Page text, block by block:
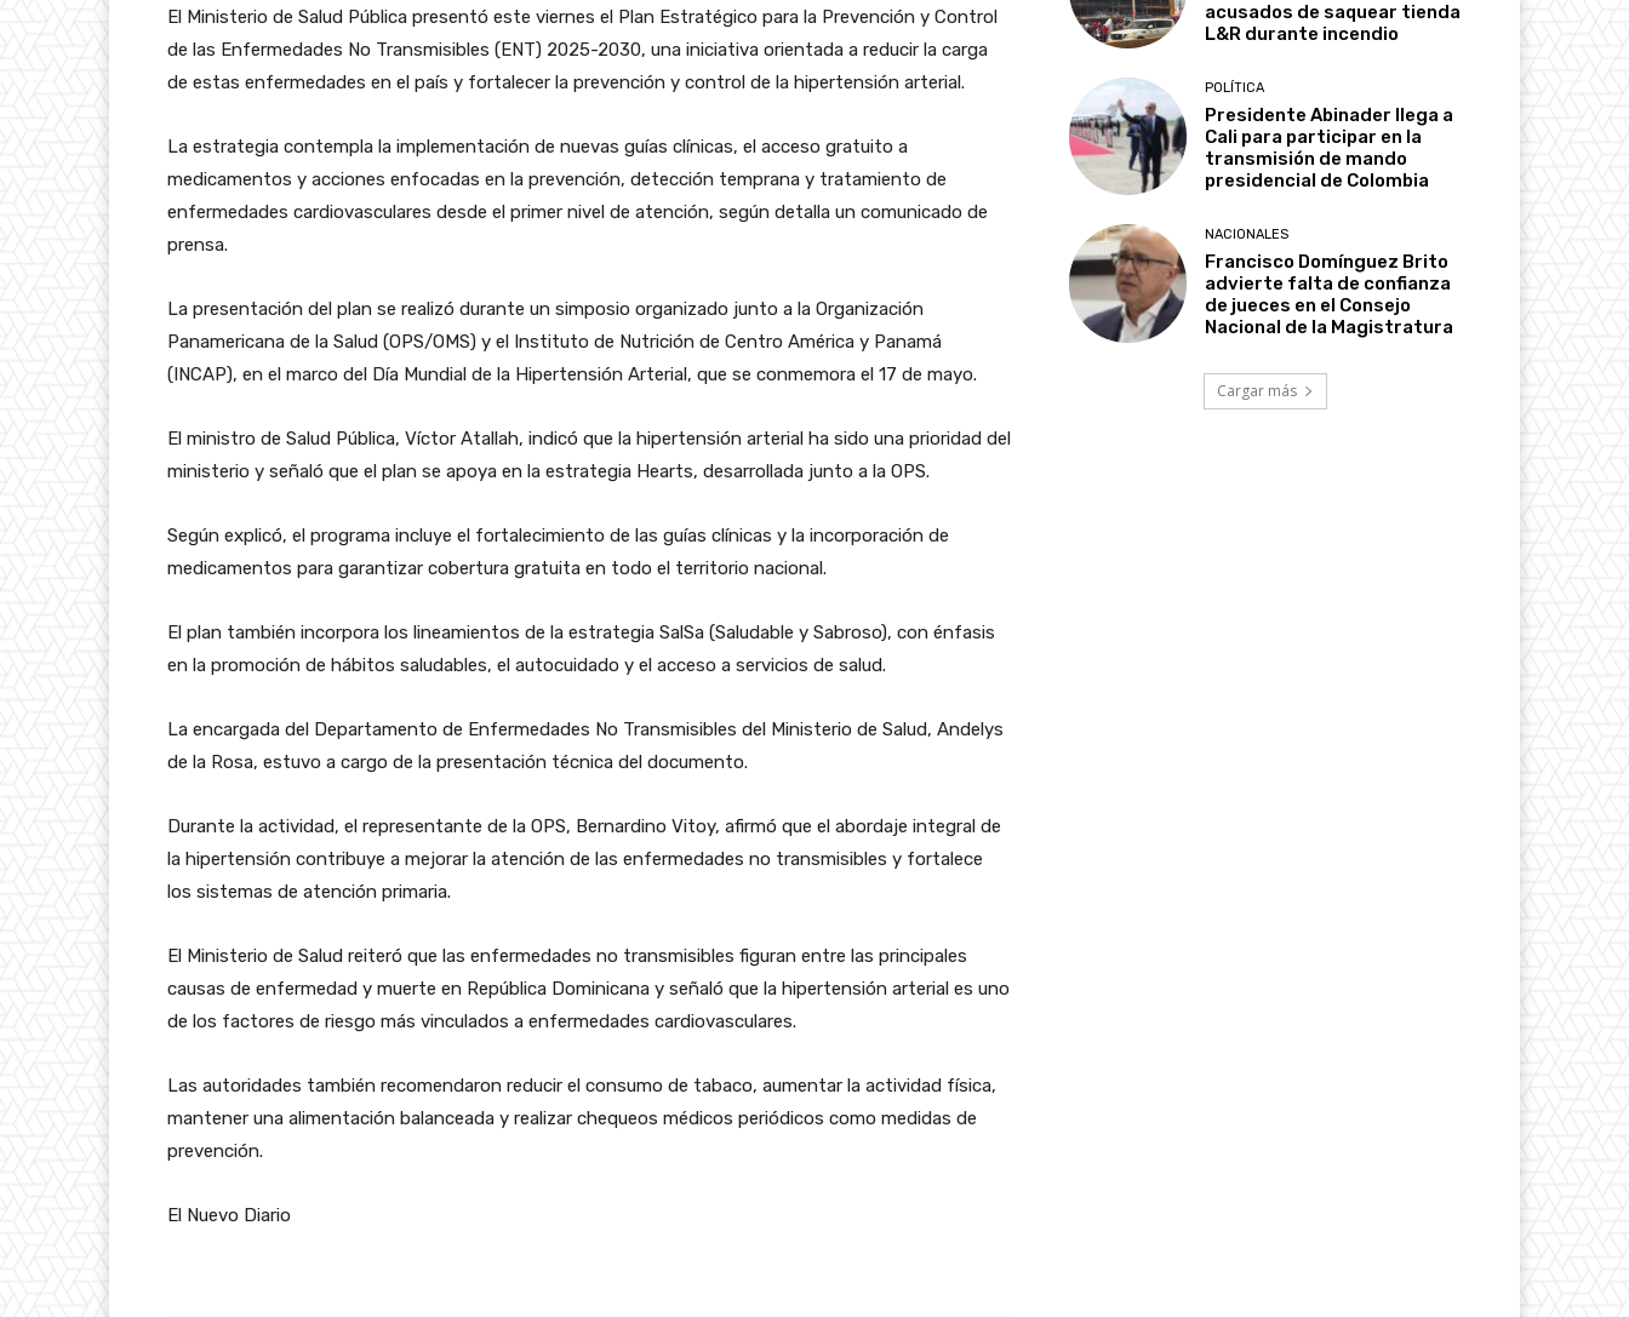
El Ministerio de Salud Pública presentó este viernes el Plan Estratégico para la Prevención y Control
de las Enfermedades No Transmisibles (ENT) 2025-2030, una iniciativa orientada a reducir la carga
de estas enfermedades en el país y fortalecer la prevención y control de la hipertensión arterial.
La estrategia contempla la implementación de nuevas guías clínicas, el acceso gratuito a
medicamentos y acciones enfocadas en la prevención, detección temprana y tratamiento de
enfermedades cardiovasculares desde el primer nivel de atención, según detalla un comunicado de
prensa.
La presentación del plan se realizó durante un simposio organizado junto a la Organización
Panamericana de la Salud (OPS/OMS) y el Instituto de Nutrición de Centro América y Panamá
(INCAP), en el marco del Día Mundial de la Hipertensión Arterial, que se conmemora el 17 de mayo.
El ministro de Salud Pública, Víctor Atallah, indicó que la hipertensión arterial ha sido una prioridad del
ministerio y señaló que el plan se apoya en la estrategia Hearts, desarrollada junto a la OPS.
Según explicó, el programa incluye el fortalecimiento de las guías clínicas y la incorporación de
medicamentos para garantizar cobertura gratuita en todo el territorio nacional.
El plan también incorpora los lineamientos de la estrategia SalSa (Saludable y Sabroso), con énfasis
en la promoción de hábitos saludables, el autocuidado y el acceso a servicios de salud.
La encargada del Departamento de Enfermedades No Transmisibles del Ministerio de Salud, Andelys
de la Rosa, estuvo a cargo de la presentación técnica del documento.
Durante la actividad, el representante de la OPS, Bernardino Vitoy, afirmó que el abordaje integral de
la hipertensión contribuye a mejorar la atención de las enfermedades no transmisibles y fortalece
los sistemas de atención primaria.
El Ministerio de Salud reiteró que las enfermedades no transmisibles figuran entre las principales
causas de enfermedad y muerte en República Dominicana y señaló que la hipertensión arterial es uno
de los factores de riesgo más vinculados a enfermedades cardiovasculares.
Las autoridades también recomendaron reducir el consumo de tabaco, aumentar la actividad física,
mantener una alimentación balanceada y realizar chequeos médicos periódicos como medidas de
prevención.
El Nuevo Diario
acusados de saquear tienda
L&R durante incendio
POLÍTICA
Presidente Abinader llega a
Cali para participar en la
transmisión de mando
presidencial de Colombia
NACIONALES
Francisco Domínguez Brito
advierte falta de confianza
de jueces en el Consejo
Nacional de la Magistratura
Cargar más